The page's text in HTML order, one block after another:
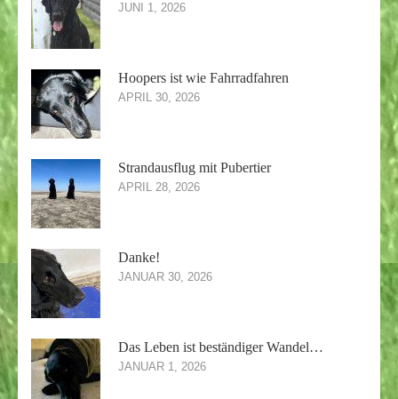
JUNI 1, 2026
Hoopers ist wie Fahrradfahren
APRIL 30, 2026
Strandausflug mit Pubertier
APRIL 28, 2026
Danke!
JANUAR 30, 2026
Das Leben ist beständiger Wandel…
JANUAR 1, 2026